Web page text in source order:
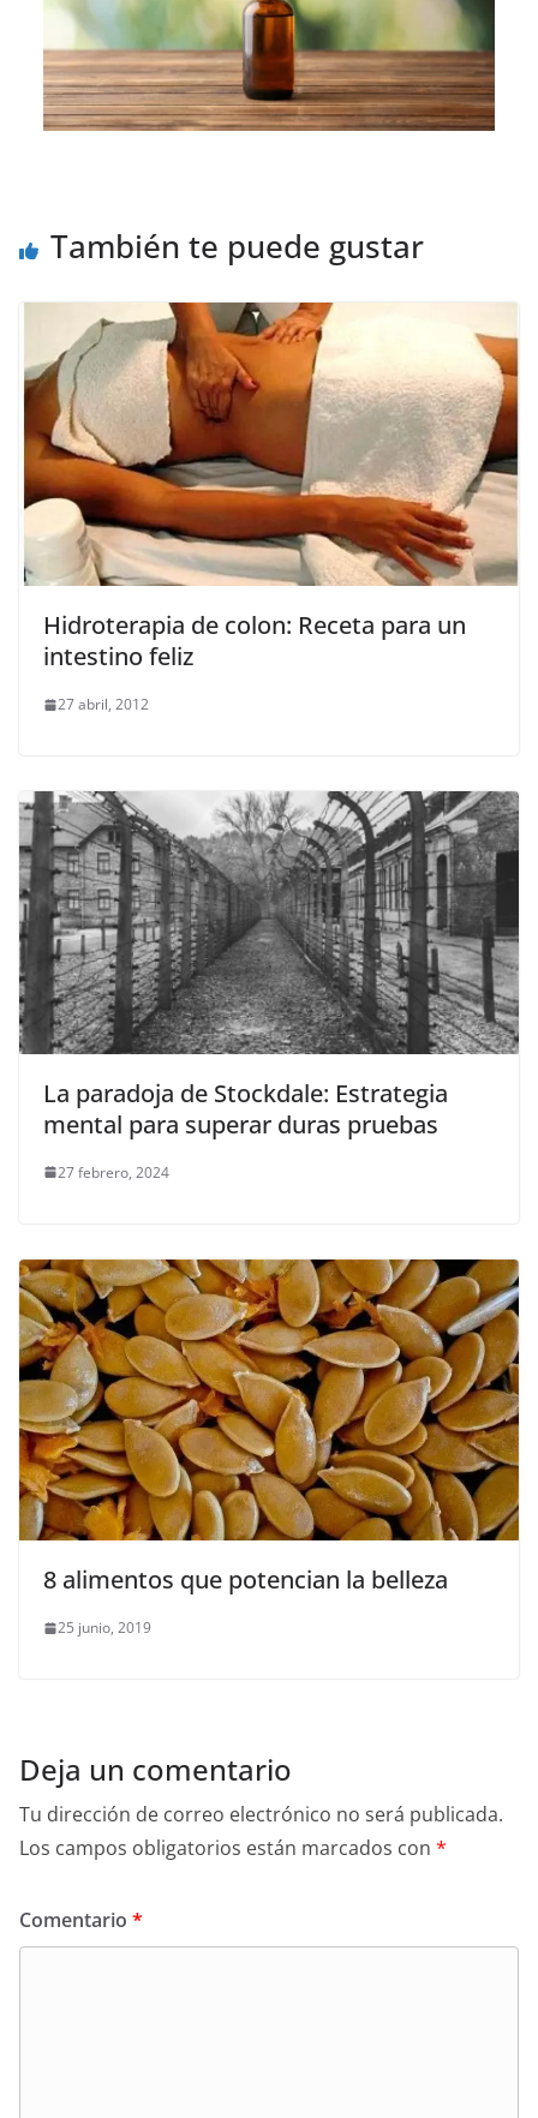
También te puede gustar
Hidroterapia de colon: Receta para un
intestino feliz
27 abril, 2012
La paradoja de Stockdale: Estrategia
mental para superar duras pruebas
27 febrero, 2024
8 alimentos que potencian la belleza
25 junio, 2019
Deja un comentario
Tu dirección de correo electrónico no será publicada.
Los campos obligatorios están marcados con *
Comentario *